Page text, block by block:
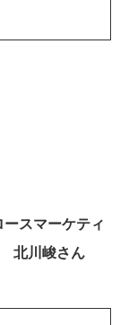
スマーケティ
北川峻さん